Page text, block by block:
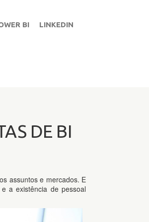
BI LINKEDIN
DE BI
assuntos e mercados. E
a existência de pessoal